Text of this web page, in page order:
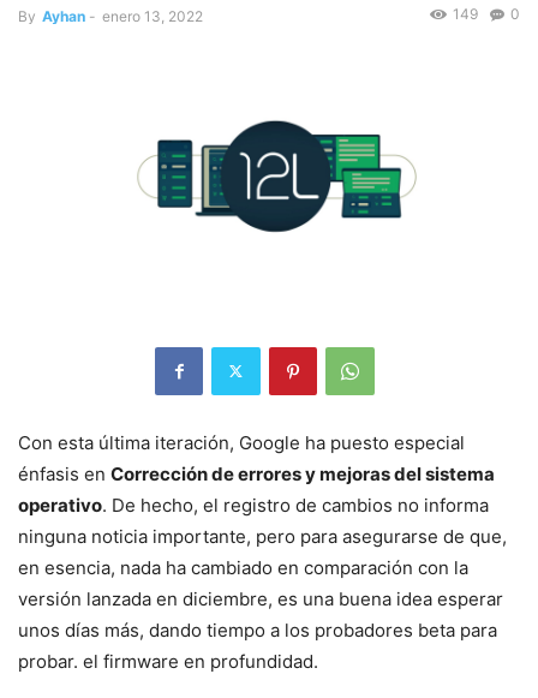
By Ayhan - enero 13, 2022 0
149
Con esta última iteración, Google ha puesto especial
énfasis en Corrección de errores y mejoras del sistema
operativo. De hecho, el registro de cambios no informa
ninguna noticia importante, pero para asegurarse de que,
en esencia, nada ha cambiado en comparación con la
versión lanzada en diciembre, es una buena idea esperar
unos días más, dando tiempo a los probadores beta para
probar. el firmware en profundidad.